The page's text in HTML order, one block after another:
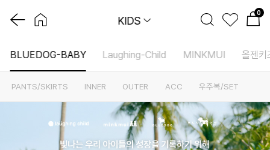
0
KIDS
BLUEDOG-BABY Laughing-Child MINKMUI 올젠키
PANTS/SKIRTS INNER OUTER ACC 우주복/SET